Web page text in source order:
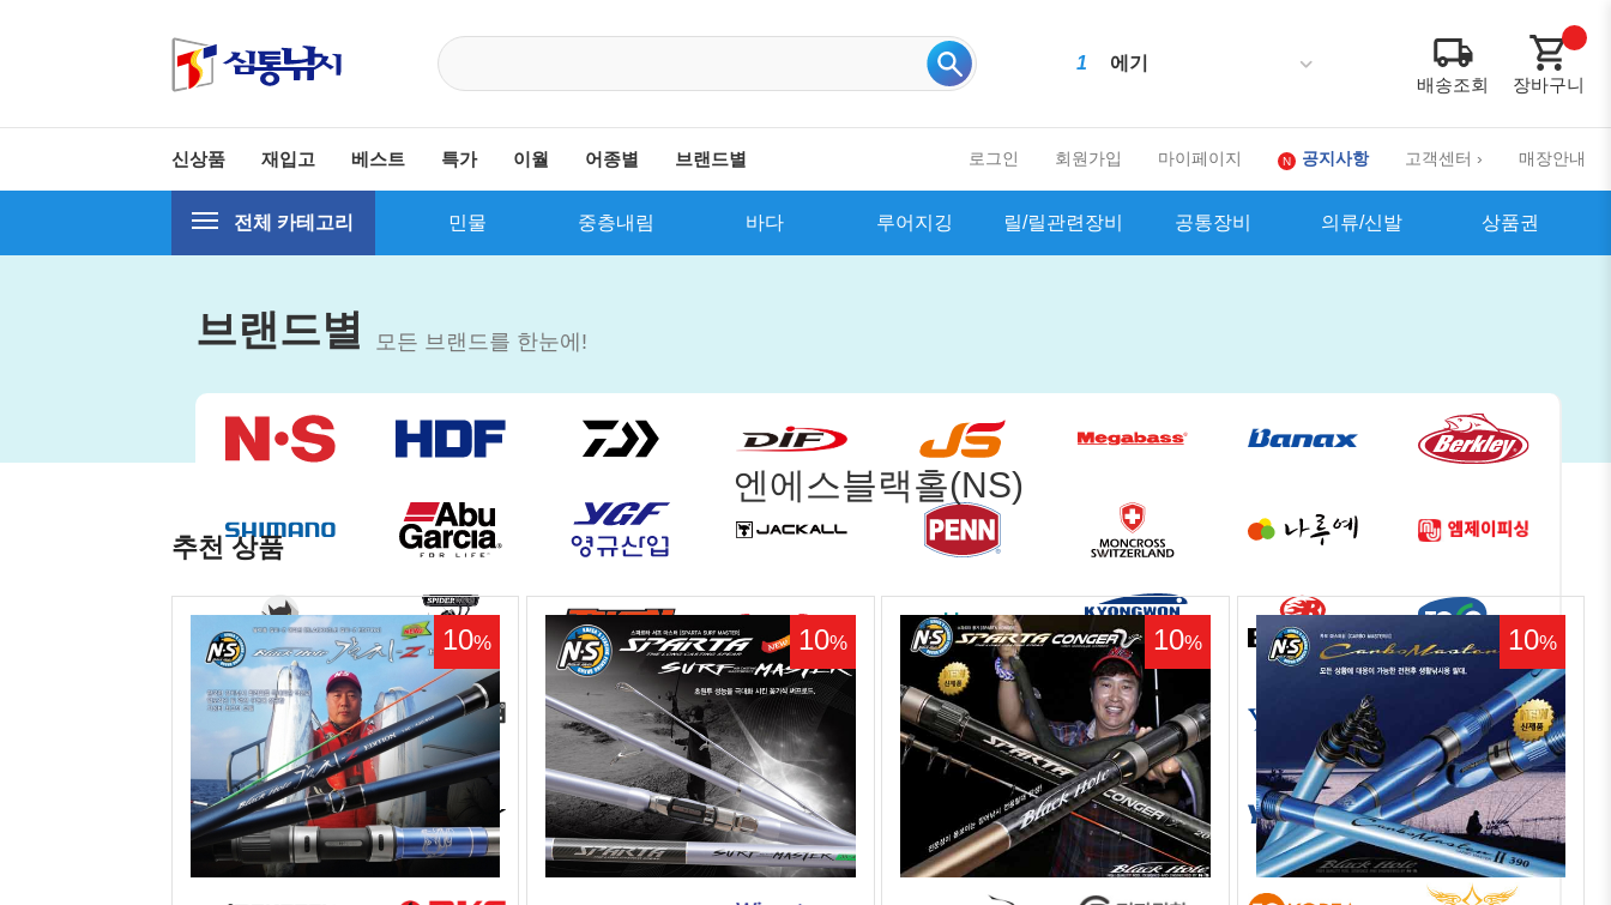
1 에기
배송조회 장바구니
신상품 재입고 베스트 특가 이월 어종별 브랜드별 로그인 회원가입 마이페이지 공지사항 고객센터 › 매장안내
전체 카테고리 민물 중층내림 바다 루어지깅 릴/릴관련장비 공통장비 의류/신발 상품권
브랜드별 모든 브랜드를 한눈에!
엔에스블랙홀(NS)
추천 상품
10% 10% 10% 10%